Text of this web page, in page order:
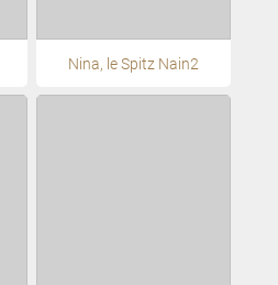
Nina, le Spitz Nain2